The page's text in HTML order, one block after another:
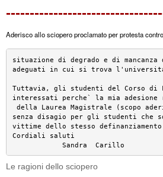
Aderisco allo sciopero proclamato per protesta
situazione di degrado e di
adeguati in cui si trova
Tuttavia, gli studenti del Corso di
interessati perche` la mia
della Laurea Magistrale (scopo
senza disagio per gli studenti che
vittime dello stesso
Cordiali saluti
            Sandra  Carillo
Le ragioni dello sciopero